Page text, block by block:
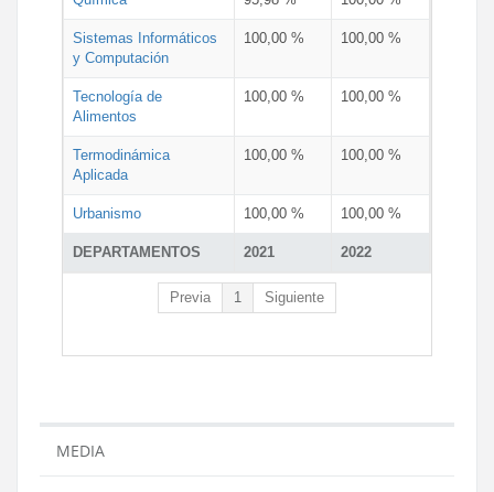
DEPARTAMENTOS 2021 2022
Sistemas Informáticos
y Computación
100,00 % 100,00 %
Tecnología de
Alimentos
100,00 % 100,00 %
Termodinámica
Aplicada
100,00 % 100,00 %
Urbanismo 100,00 % 100,00 %
Previa 1 Siguiente
MEDIA